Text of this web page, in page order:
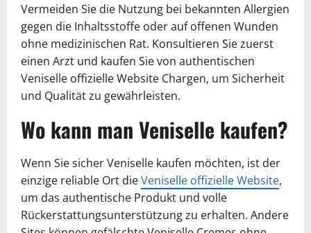
Vermeiden Sie die Nutzung bei bekannten Allergien
gegen die Inhaltsstoffe oder auf offenen Wunden
ohne medizinischen Rat. Konsultieren Sie zuerst
einen Arzt und kaufen Sie von authentischen
Veniselle offizielle Website Chargen, um Sicherheit
und Qualität zu gewährleisten.
Wo kann man Veniselle kaufen?
Wenn Sie sicher Veniselle kaufen möchten, ist der
einzige reliable Ort dieVeniselle offizielle Website,
um das authentische Produkt und volle
Rückerstattungsunterstützung zu erhalten. Andere